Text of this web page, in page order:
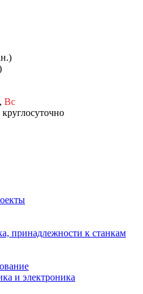
, Вс
принадлежности к станкам
и электроника